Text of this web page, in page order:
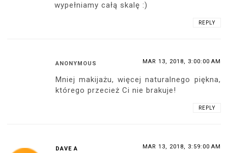
wypełniamy całą skalę :)
REPLY
ANONYMOUS MAR 13, 2018, 3:00:00 AM
Mniej makijażu, więcej naturalnego piękna,
którego przecież Ci nie brakuje!
REPLY
DAVE A MAR 13, 2018, 3:59:00 AM